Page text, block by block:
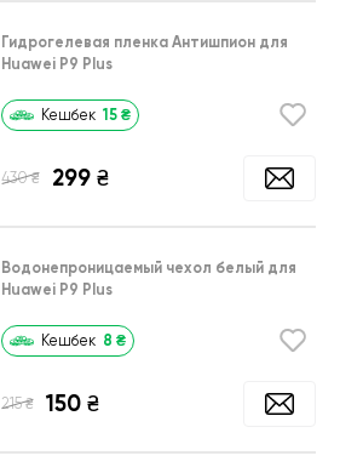
Гидрогелевая пленка Антишпион для
Huawei P9 Plus
Кешбек 15 ₴
430 ₴ 299 ₴
Водонепроницаемый чехол белый для
Huawei P9 Plus
Кешбек 8 ₴
215 ₴ 150 ₴